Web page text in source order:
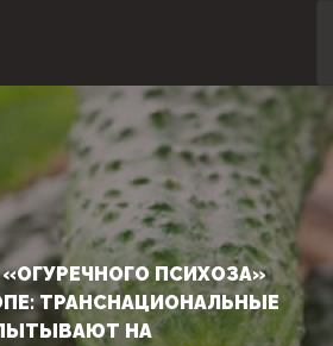
ПСИХОЗА»
ТРАНСНАЦИОНАЛЬНЫЕ
НА